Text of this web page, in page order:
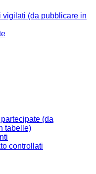
vigilati (da pubblicare in
(da
tabelle)
controllati